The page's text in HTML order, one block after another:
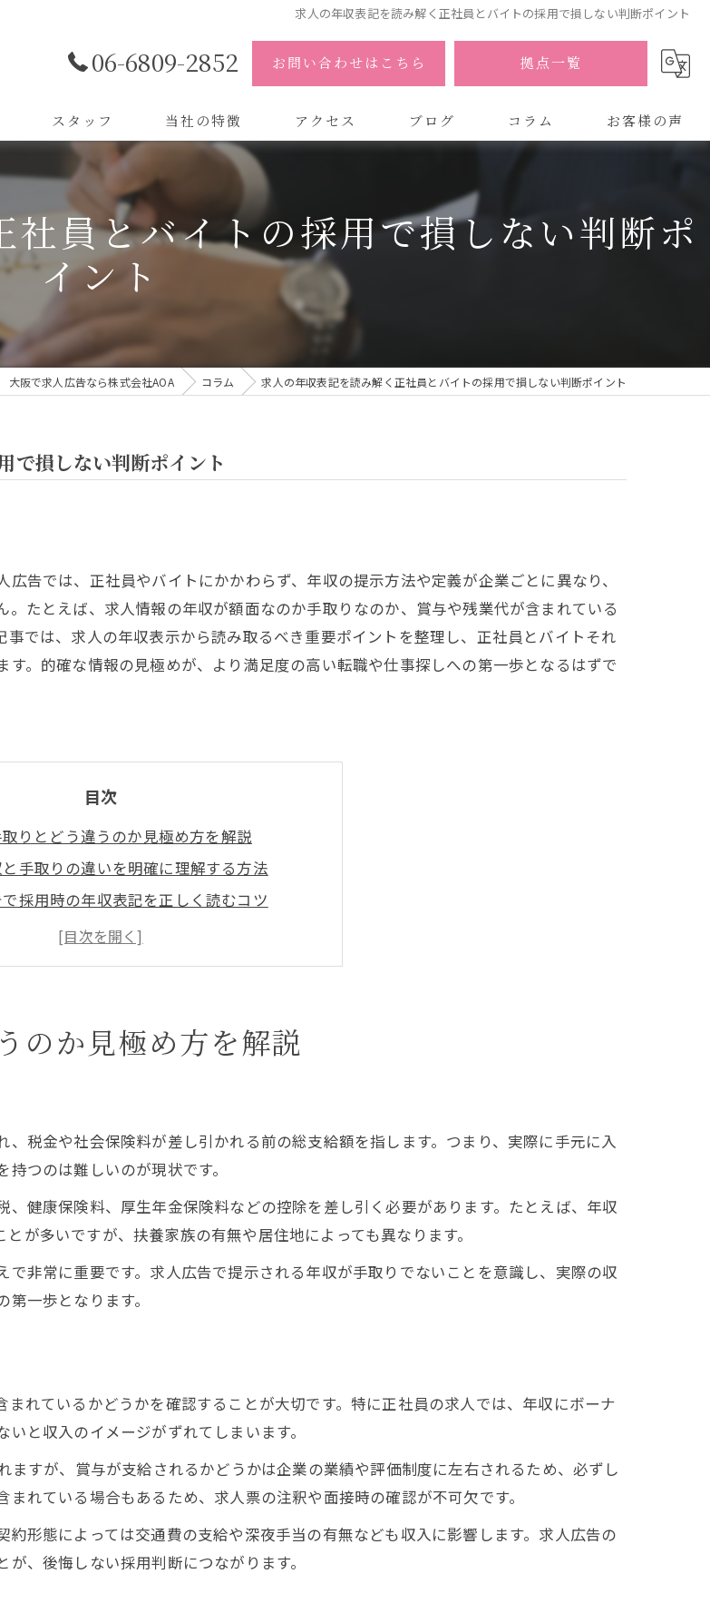
求人の年収表記を読み解く正社員とバイトの採用で損しない判断ポイント
06-6809-2852 お問い合わせはこちら 拠点一覧
スタッフ 当社の特徴
代理店
制作
アクセス
株式会社AOA 東京 渋谷オフィス
株式会社AOA 南森町オフィス
ブログ コラム お客様の声
員とバイトの採用で損しない判断ポ
イント
大阪で求人広告なら株式会社AOA コラム 求人の年収表記を読み解く正社員とバイトの採用で損しない判断ポイント
で損しない判断ポイント
告では、正社員やバイトにかかわらず、年収の提示方法や定義が企業ごとに異なり、
たとえば、求人情報の年収が額面なのか手取りなのか、賞与や残業代が含まれている
では、求人の年収表示から読み取るべき重要ポイントを整理し、正社員とバイトそれ
。的確な情報の見極めが、より満足度の高い転職や仕事探しへの第一歩となるはずで
目次
りとどう違うのか見極め方を解説
手取りの違いを明確に理解する方法
採用時の年収表記を正しく読むコツ
正社員の求人年収見方の落とし穴に注意
年収と実際の手取り額の差を知るポイント
求人広告を比較するポイント
年収の幅が広い理由を徹底解説
正社員の求人年収幅は何が違うのか
収幅が広いときの広告の見方をチェック
の採用条件で損しない年収の見方
イトの求人年収比較で重視すべき点
年収の見方と手取り額の違いを確認
年収欄を使った正社員・バイトの選び方
社員の求人年収広告に潜む誤認リスク
載に潜む落とし穴と賞与の実態
収欄に隠れる広告上の落とし穴に注意
落としがちな求人年収と賞与の関係
年収に賞与が含まれるか確認するコツ
社員で異なる年収記載のポイントとは
賞与込みの表記を正しく理解する方法
のか見極め方を解説
税金や社会保険料が差し引かれる前の総支給額を指します。つまり、実際に手元に入
つのは難しいのが現状です。
健康保険料、厚生年金保険料などの控除を差し引く必要があります。たとえば、年収
が多いですが、扶養家族の有無や居住地によっても異なります。
非常に重要です。求人広告で提示される年収が手取りでないことを意識し、実際の収
一歩となります。
れているかどうかを確認することが大切です。特に正社員の求人では、年収にボーナ
と収入のイメージがずれてしまいます。
すが、賞与が支給されるかどうかは企業の業績や評価制度に左右されるため、必ずし
れている場合もあるため、求人票の注釈や面接時の確認が不可欠です。
形態によっては交通費の支給や深夜手当の有無なども収入に影響します。求人広告の
、後悔しない採用判断につながります。